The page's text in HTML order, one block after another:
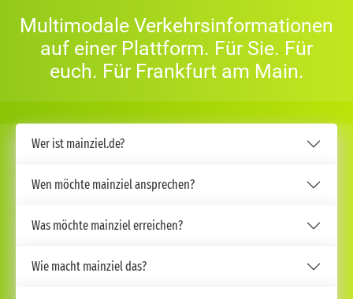
Multimodale Verkehrsinformationen
auf einer Plattform. Für Sie. Für
euch. Für Frankfurt am Main.
Wer ist mainziel.de?
Wen möchte mainziel ansprechen?
Was möchte mainziel erreichen?
Wie macht mainziel das?